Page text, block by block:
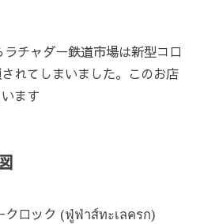
チャダー鉄道市場は新型コロ
れてしまいました。このお店
ます
クロック (ฟู่ฟ่าส์ทะเลครก)